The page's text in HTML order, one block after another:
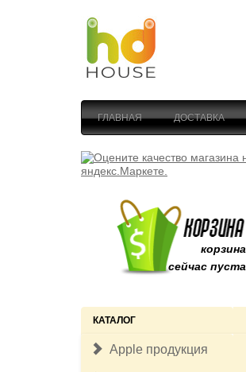
ГЛАВНАЯ ДОСТАВКА
корзина
сейчас пуста
КАТАЛОГ
Apple продукция